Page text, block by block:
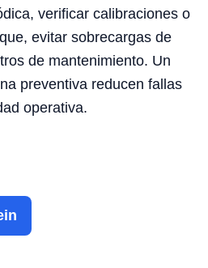
verificar calibraciones o
evitar sobrecargas de
de mantenimiento. Un
preventiva reducen fallas
operativa.